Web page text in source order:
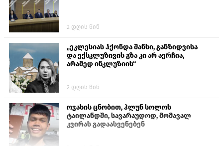
2 დღის წინ
„ეკლესიას ჰქონდა შანსი, განზიდვისა
და ექსკლუზივის გზა კი არ აერჩია,
არამედ ინკლუზიის“
2 დღის წინ
ოჯახის ცნობით, ჰლუნ სოლოს
ტაილანდში, სავარაუდოდ, მომავალ
კვირას გადაასვენებენ